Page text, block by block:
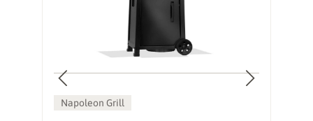
Napoleon Grill